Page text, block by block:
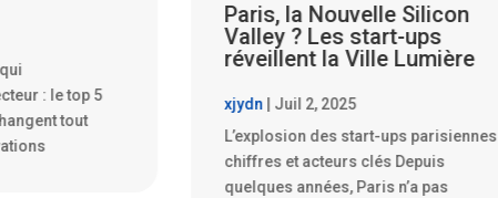
parisiennes :
Les Start-ups Parisiennes
Qui Font Trembler la Silicon
Valley
xjydn
Juil 14, 2025
La France, traditionnellement terre de
culture et de gastronomie, est en train
de se faire une place sur la